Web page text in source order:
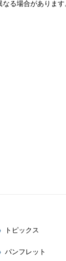
る場合がありま
トピックス
パンフレット